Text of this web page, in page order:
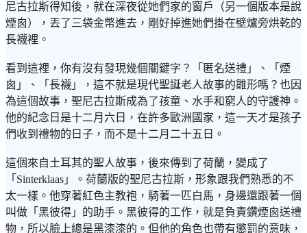
尼古拉斯得知後，就在深夜從她們家的窗戶（另一個版本是說
煙囪），丟了三袋金幣進去，剛好掉進她們掛在壁爐旁烘乾的
長襪裡。
看到這裡，你有沒有發現幾個關鍵字？「匿名送禮」、「煙
囪」、「長襪」，這不就是現代聖誕老人故事的雛形嗎？也因
為這個故事，聖尼古拉斯成為了孩童、水手和窮人的守護神。
他的紀念日是十二月六日，在許多歐洲國家，這一天才是孩子
們收到禮物的日子，而不是十二月二十五日。
這個來自土耳其的聖人故事，後來傳到了荷蘭，變成了
「Sinterklaas」。荷蘭版的聖尼古拉斯，形象跟我們熟悉的不
太一樣。他穿著紅色主教袍，騎著一匹白馬，身邊還跟著一個
叫做「黑彼得」的助手。黑彼得的工作，就是負責鑽煙囪送禮
物，所以臉上總是黑漆漆的。但他的角色也帶有懲罰的意味，